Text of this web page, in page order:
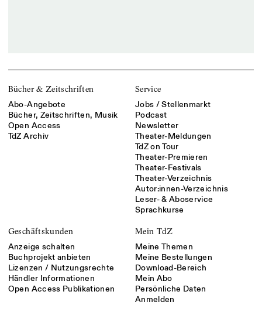
Bücher & Zeitschriften
Abo-Angebote
Bücher, Zeitschriften, Musik
Open Access
TdZ Archiv
Service
Jobs / Stellenmarkt
Podcast
Newsletter
Theater-Meldungen
TdZ on Tour
Theater-Premieren
Theater-Festivals
Theater-Verzeichnis
Autor:innen-Verzeichnis
Leser- & Aboservice
Sprachkurse
Geschäftskunden
Anzeige schalten
Buchprojekt anbieten
Lizenzen / Nutzungsrechte
Händler Informationen
Open Access Publikationen
Mein TdZ
Meine Themen
Meine Bestellungen
Download-Bereich
Mein Abo
Persönliche Daten
Anmelden